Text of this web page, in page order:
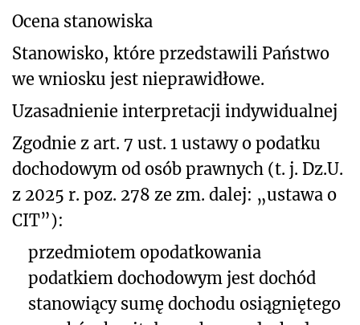
Ocena stanowiska
Stanowisko, które przedstawili Państwo
we wniosku jest nieprawidłowe.
Uzasadnienie interpretacji indywidualnej
Zgodnie z art. 7 ust. 1 ustawy o podatku
dochodowym od osób prawnych (t. j. Dz.U.
z 2025 r. poz. 278 ze zm. dalej: „ustawa o
CIT”):
przedmiotem opodatkowania
podatkiem dochodowym jest dochód
stanowiący sumę dochodu osiągniętego